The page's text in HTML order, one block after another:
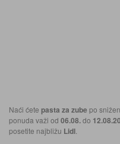
Naći ćete pasta za zube po
ponuda važi od 06.08.do
posetite najbližu Lidl